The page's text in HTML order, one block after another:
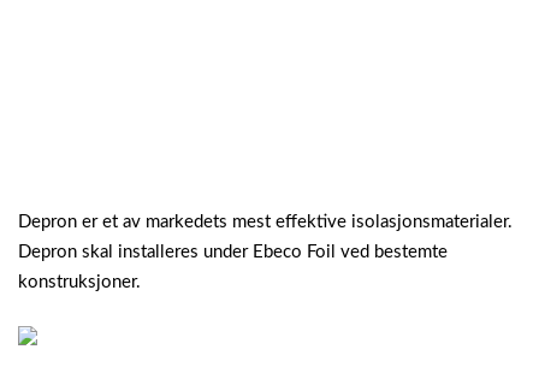
Depron er et av markedets mest effektive isolasjonsmaterialer.
Depron skal installeres under Ebeco Foil ved bestemte
konstruksjoner.